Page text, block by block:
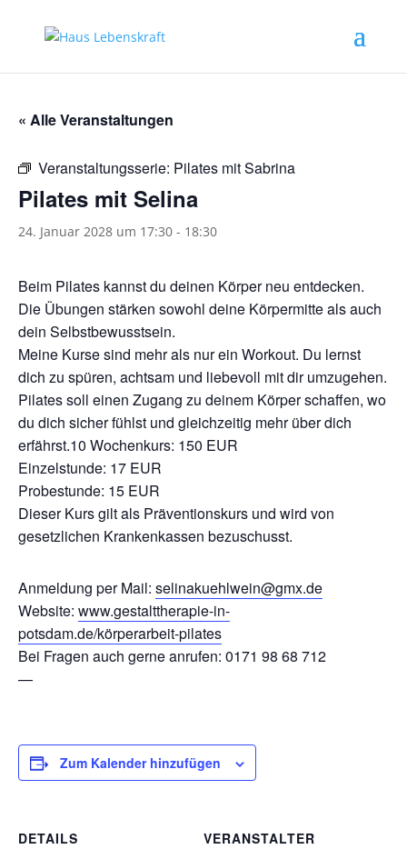
« Alle Veranstaltungen
Veranstaltungsserie: Pilates mit Sabrina
Pilates mit Selina
24. Januar 2028 um 17:30 - 18:30
Beim Pilates kannst du deinen Körper neu entdecken.
Die Übungen stärken sowohl deine Körpermitte als auch
dein Selbstbewusstsein.
Meine Kurse sind mehr als nur ein Workout. Du lernst
dich zu spüren, achtsam und liebevoll mit dir umzugehen.
Pilates soll einen Zugang zu deinem Körper schaffen, wo
du dich sicher fühlst und gleichzeitig mehr über dich
erfährst.10 Wochenkurs: 150 EUR
Einzelstunde: 17 EUR
Probestunde: 15 EUR
Dieser Kurs gilt als Präventionskurs und wird von
gesetzlichen Krankenkassen bezuschusst.
Anmeldung per Mail: selinakuehlwein@gmx.de
Website: www.gestalttherapie-in-
potsdam.de/körperarbeit-pilates
Bei Fragen auch gerne anrufen: 0171 98 68 712
—
Zum Kalender hinzufügen
DETAILS
VERANSTALTER